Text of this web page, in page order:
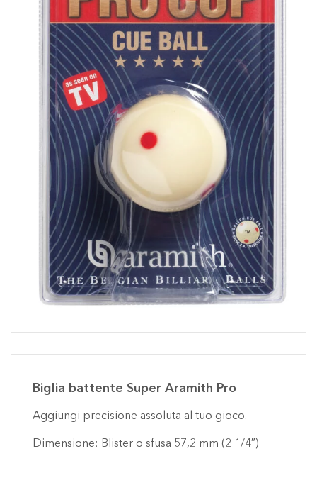
Biglia battente Super Aramith Pro
Aggiungi precisione assoluta al tuo gioco.
Dimensione: Blister o sfusa 57,2 mm (2 1/4″)